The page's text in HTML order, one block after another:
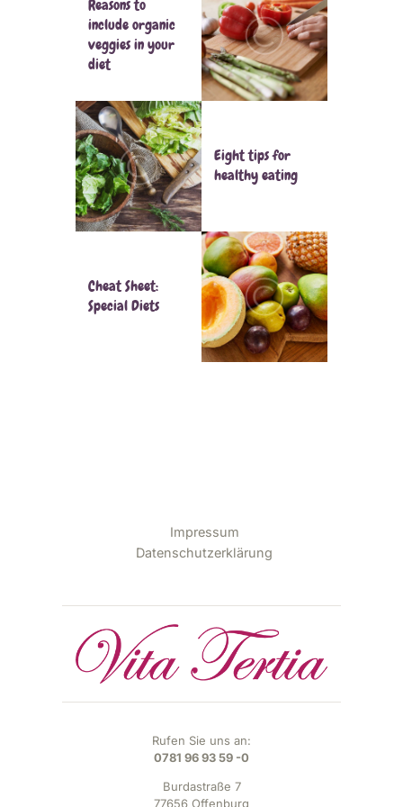
Reasons to
include organic
veggies in your
diet
Eight tips for
healthy eating
Cheat Sheet:
Special Diets
Impressum
Datenschutzerklärung
Rufen Sie uns an:
0781 96 93 59 -0
Burdastraße 7
77656 Offenburg